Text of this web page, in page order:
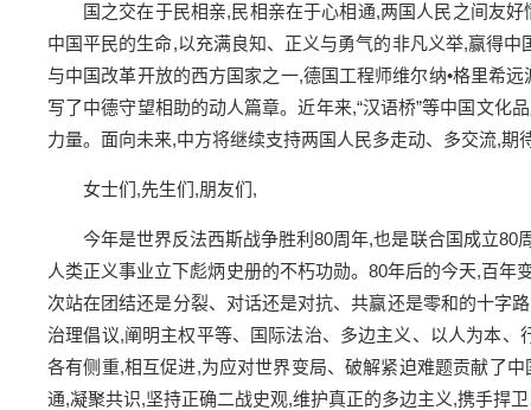
国之交在于民相亲,民相亲在于心相通,两国人民之间友
中国平民的生命,以充满良知、正义与勇气的非凡义举,赢得
与中国改革开放的西方国家之一,德国工程师维尔纳•格里希
写了中德守望相助的动人篇章。近年来,“汉语桥”等中国文化
力量。面向未来,中方将继续支持两国人民多走动、多交流,
女士们,先生们,朋友们,
今年是世界反法西斯战争胜利80周年,也是联合国成立
人类正义事业立下彪炳史册的不朽功勋。80年后的今天,百
次站在团结还是分裂、对话还是对抗、共赢还是零和的十字
治理倡议,阐明主权平等、国际法治、多边主义、以人为本
各有侧重,相互促进,为应对世界变局、破解紧迫难题贡献了
通,凝聚共识,坚持正确二战史观,维护真正的多边主义,携手捍